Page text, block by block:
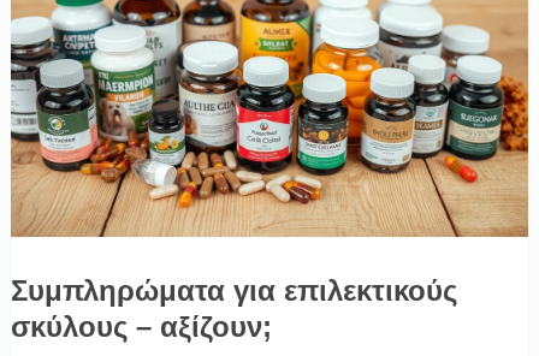
Συμπληρώματα για επιλεκτικούς
σκύλους – αξίζουν;